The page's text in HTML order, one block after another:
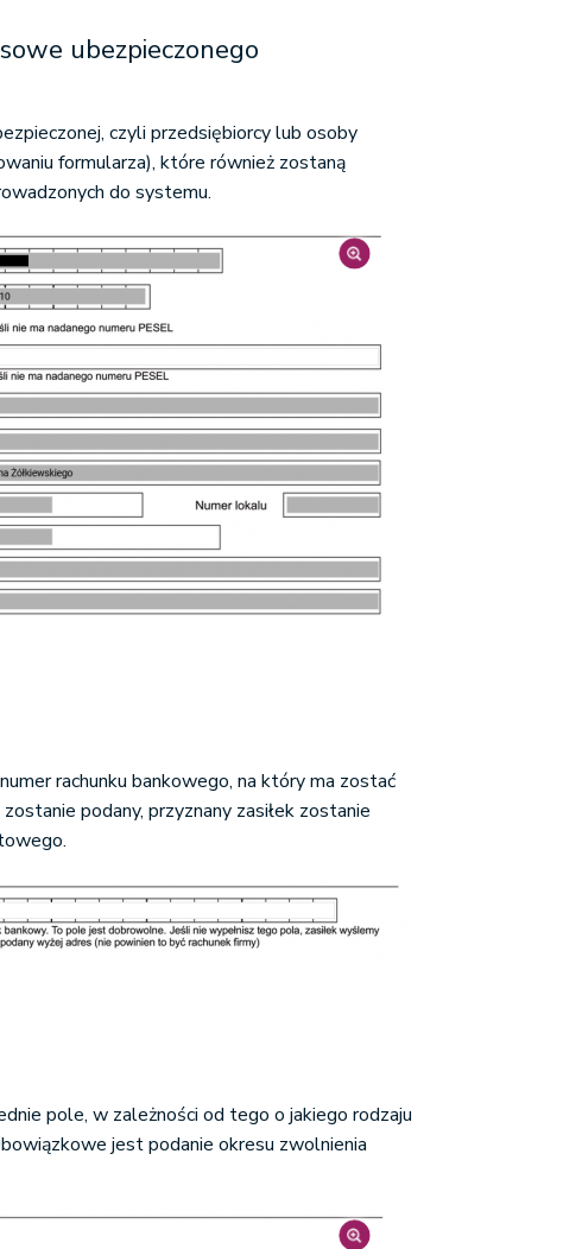
ubezpieczonego
czyli przedsiębiorcy lub osoby
formularza), które również zostaną
do systemu.
rachunku bankowego, na który ma zostać
podany, przyznany zasiłek zostanie
pole, w zależności od tego o jakiego rodzaju
jest podanie okresu zwolnienia